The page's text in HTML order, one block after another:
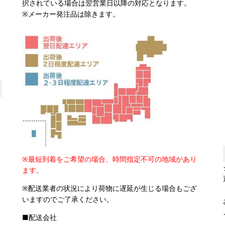
択されている場合は翌営業日以降の対応となります。
※メーカー発注品は除きます。
※最短到着をご希望の場合、時間指定不可の地域があり
ます。
※配送業者の状況により荷物に遅延が生じる場合もござ
いますのでご了承ください。
■配送会社